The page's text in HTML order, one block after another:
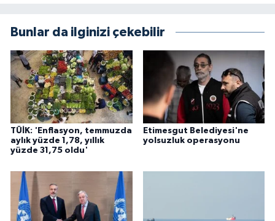
Bunlar da ilginizi çekebilir
TÜİK: 'Enflasyon, temmuzda
aylık yüzde 1,78, yıllık
yüzde 31,75 oldu'
Etimesgut Belediyesi'ne
yolsuzluk operasyonu